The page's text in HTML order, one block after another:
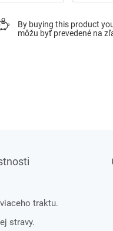
By buying this product
môžu byť prevedené na
traktu.
stravy.